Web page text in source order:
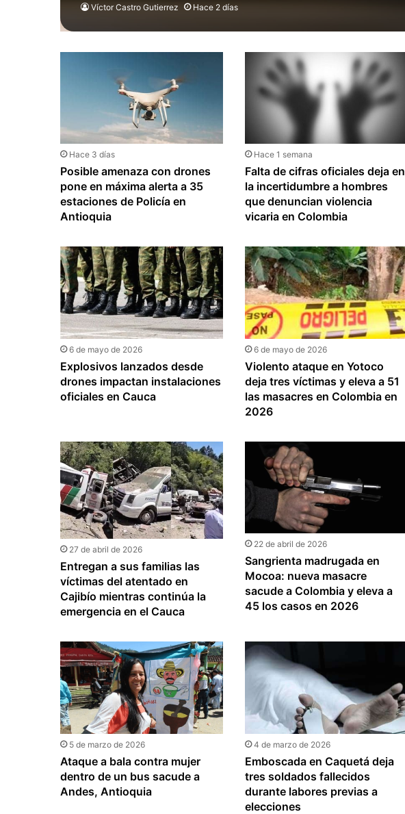
Víctor Castro Gutierrez Hace 2 días
Hace 3 días
Posible amenaza con drones
pone en máxima alerta a 35
estaciones de Policía en
Antioquia
Hace 1 semana
Falta de cifras oficiales deja en
la incertidumbre a hombres
que denuncian violencia
vicaria en Colombia
6 de mayo de 2026
Explosivos lanzados desde
drones impactan instalaciones
oficiales en Cauca
6 de mayo de 2026
Violento ataque en Yotoco
deja tres víctimas y eleva a 51
las masacres en Colombia en
2026
27 de abril de 2026
Entregan a sus familias las
víctimas del atentado en
Cajibío mientras continúa la
emergencia en el Cauca
22 de abril de 2026
Sangrienta madrugada en
Mocoa: nueva masacre
sacude a Colombia y eleva a
45 los casos en 2026
5 de marzo de 2026
Ataque a bala contra mujer
dentro de un bus sacude a
Andes, Antioquia
4 de marzo de 2026
Emboscada en Caquetá deja
tres soldados fallecidos
durante labores previas a
elecciones